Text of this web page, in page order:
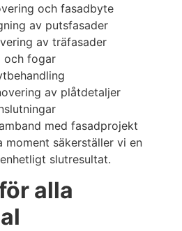
och fasadbyte
av putsfasader
av träfasader
och fogar
av plåtdetaljer
med fasadprojekt
moment säkerställer vi en
slutresultat.
alla